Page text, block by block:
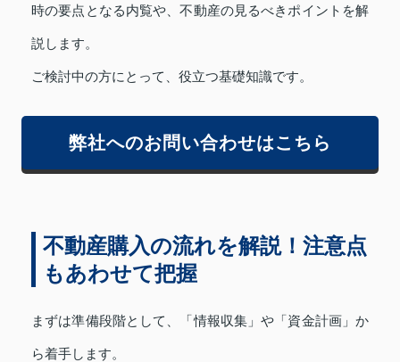
時の要点となる内覧や、不動産の見るべきポイントを解
説します。
ご検討中の方にとって、役立つ基礎知識です。
弊社へのお問い合わせはこちら
不動産購入の流れを解説！注意点
もあわせて把握
まずは準備段階として、「情報収集」や「資金計画」か
ら着手します。